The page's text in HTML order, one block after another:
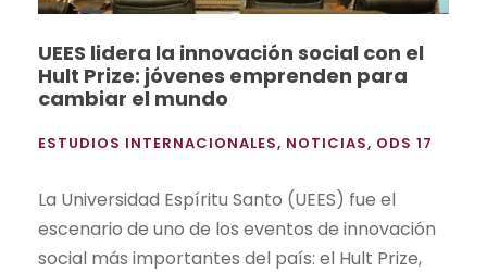
UEES lidera la innovación social con el
Hult Prize: jóvenes emprenden para
cambiar el mundo
ESTUDIOS INTERNACIONALES, NOTICIAS, ODS 17
La Universidad Espíritu Santo (UEES) fue el
escenario de uno de los eventos de innovación
social más importantes del país: el Hult Prize,